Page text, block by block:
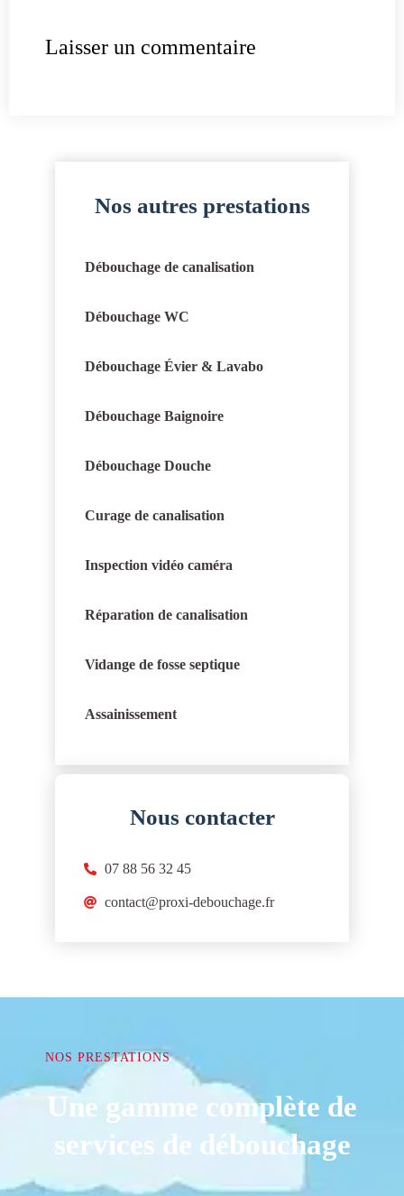
Laisser un commentaire
Nos autres prestations
Débouchage de canalisation
Débouchage WC
Débouchage Évier & Lavabo
Débouchage Baignoire
Débouchage Douche
Curage de canalisation
Inspection vidéo caméra
Réparation de canalisation
Vidange de fosse septique
Assainissement
Nous contacter
07 88 56 32 45
contact@proxi-debouchage.fr
NOS PRESTATIONS
Une gamme complète de
services de débouchage